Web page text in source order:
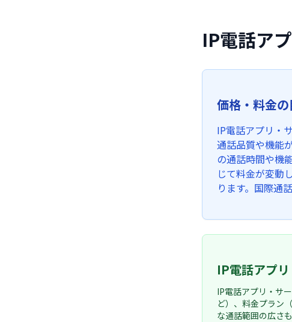
IP電話ア
価格・料金
IP電話アプリ・
通話品質や機能
の通話時間や機
じて料金が変動
ります。国際通
IP電話アプ
IP電話アプリ・サ
ど）、料金プラン
な通話範囲の広さ